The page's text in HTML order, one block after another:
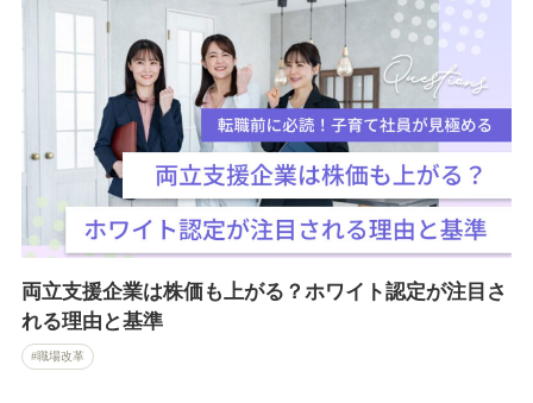
両立支援企業は株価も上がる？ホワイト認定が注目さ
れる理由と基準
職場改革